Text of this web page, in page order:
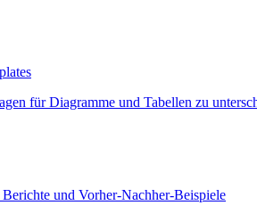
für Diagramme und Tabellen zu
und Vorher-Nachher-Beispiele